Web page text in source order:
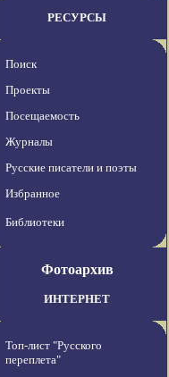
РЕСУРСЫ
Поиск
Проекты
Посещаемость
Журналы
Русские писатели и поэты
Избранное
Библиотеки
Фотоархив
ИНТЕРНЕТ
Топ-лист "Русского
переплета"